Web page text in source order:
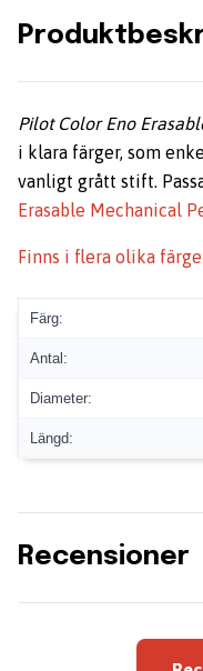
Pilot Color Eno
i klara färger, som
vanligt grått stift.
Erasable Mechanical
Finns i flera olika
Färg:
Antal:
Diameter:
Längd:
Recensioner